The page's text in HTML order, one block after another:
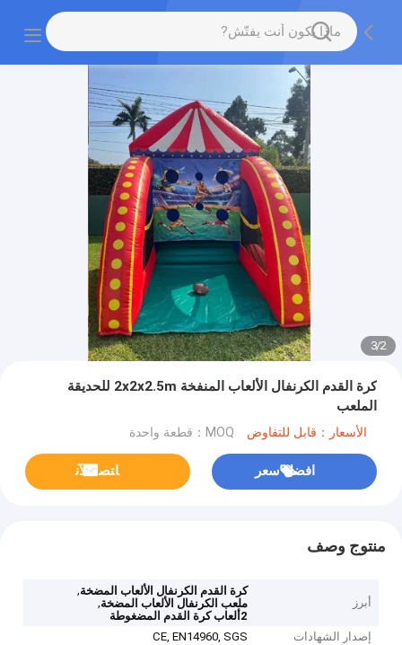
2
/
3
كرة القدم الكرنفال الألعاب المنفخة 2x2x2.5m للحديقة
الملعب
الأسعار：قابل للتفاوض MOQ：قطعة واحدة
افضل سعر ﺎﺘﺼﻟ ﺍﻶﻧ
منتوج وصف
أبرز
كرة القدم الكرنفال الألعاب المضخة,
ملعب الكرنفال الألعاب المضخة,
2ألعاب كرة القدم المضغوطة
إصدار الشهادات
CE, EN14960, SGS